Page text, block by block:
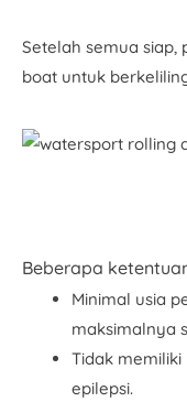
Setelah semua siap,
boat untuk
Beberapa
Minimal usia
maksimalnya
Tidak
epilepsi.